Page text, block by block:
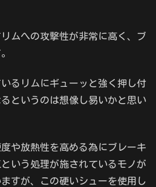
ムへの攻撃性が非常に高く、ブ
るリムにギューッと強く押し付
というのは想像し易いかと思い
や放熱性を高める為にブレーキ
いう処理が施されているモノが
すが、この硬いシューを使用し